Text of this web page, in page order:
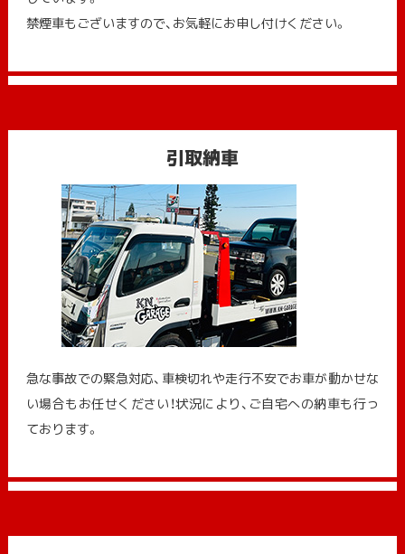
禁煙車もございますので、お気軽にお申し付けください。
引取納車
急な事故での緊急対応、車検切れや走行不安でお車が動かせな
い場合もお任せください！状況により、ご自宅への納⾞も⾏っ
ております。